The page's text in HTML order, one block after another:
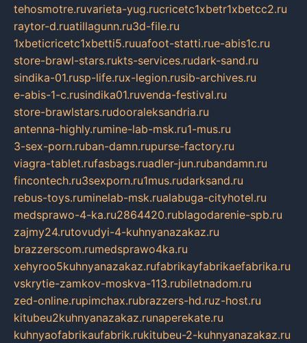
tehosmotre.ruvarieta-yug.rucricetc1xbetr1xbetcc2.ru
raytor-d.ruatillagunn.ru3d-file.ru
1xbeticricetc1xbetti5.ruuafoot-statti.rue-abis1c.ru
store-brawl-stars.rukts-services.rudark-sand.ru
sindika-01.rusp-life.rux-legion.rusib-archives.ru
e-abis-1-c.rusindika01.ruvenda-festival.ru
store-brawlstars.rudooraleksandria.ru
antenna-highly.rumine-lab-msk.ru1-mus.ru
3-sex-porn.ruban-damn.rupurse-factory.ru
viagra-tablet.rufasbags.ruadler-jun.rubandamn.ru
fincontech.ru3sexporn.ru1mus.rudarksand.ru
rebus-toys.ruminelab-msk.rualabuga-cityhotel.ru
medsprawo-4-ka.ru2864420.rublagodarenie-spb.ru
zajmy24.rutovudyi-4-kuhnyanazakaz.ru
brazzerscom.rumedsprawo4ka.ru
xehyroo5kuhnyanazakaz.rufabrikayfabrikaefabrika.ru
vskrytie-zamkov-moskva-113.rubiletnadom.ru
zed-online.rupimchax.rubrazzers-hd.ruz-host.ru
kitubeu2kuhnyanazakaz.runaperekate.ru
kuhnyaofabrikaufabrik.rukitubeu-2-kuhnyanazakaz.ru